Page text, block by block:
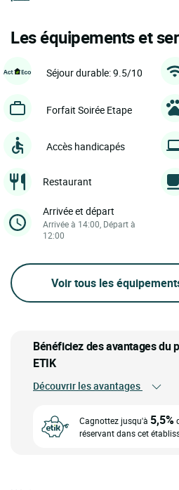
Les équipements et
Séjour durable: 9.5/10
Forfait Soirée Etape
Accès handicapés
Restaurant
Arrivée et départ
Arrivée à 14:00, Départ à
12:00
Voir tous les
Bénéficiez des avantages du
ETIK
Découvrir les avantages
Cagnottez jusqu'à 5,5%
réservant dans cet